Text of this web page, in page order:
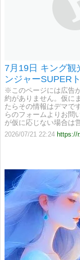
7月19日 キング観
ンジャーSUPER
※このページには広告
約がありません。仮に
たらその情報はデマで
らのフォームよりお問
が仮に応じない場合は
2026/07/21 22:24 https://